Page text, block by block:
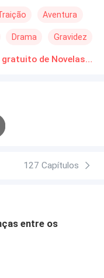
o pai de seu
para não
seja extinta por
o feitiço,
um dos seres mais
ele terá que
o suficiente?"
Aventura
Drama Gravidez
ALPA, TEMOS UM FILHO. Download gratuito de Novelas Online em PDF
127 Capítulos
entre os